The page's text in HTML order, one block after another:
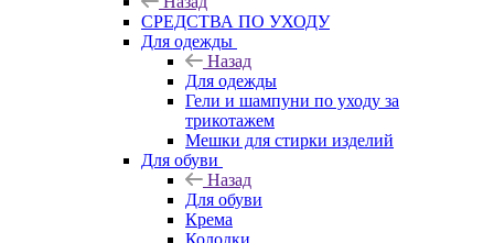
CРЕДСТВА ПО УХОДУ
Для одежды
Назад
Для одежды
Гели и шампуни по уходу за
трикотажем
Мешки для стирки изделий
Для обуви
Назад
Для обуви
Крема
Колодки